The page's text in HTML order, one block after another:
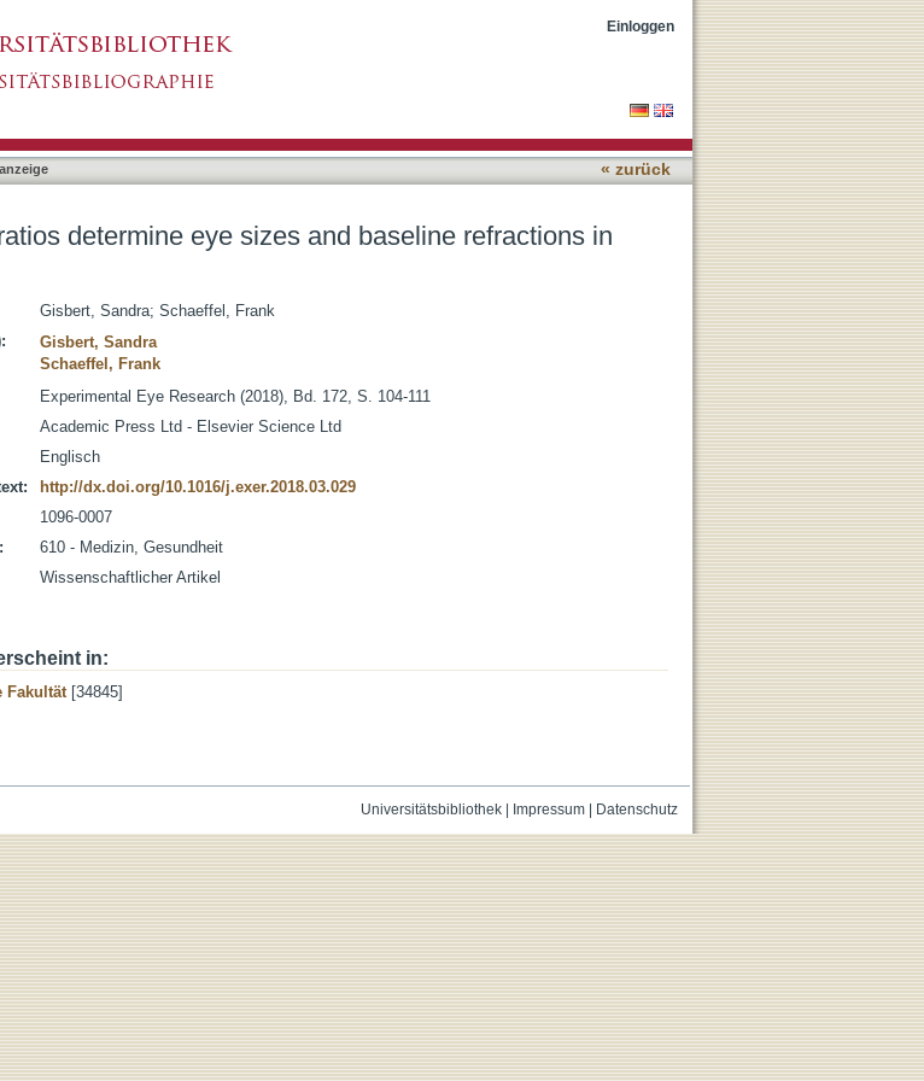
Einloggen
« zurück
determine eye sizes and baseline refractions in
Gisbert, Sandra; Schaeffel, Frank
Gisbert, Sandra
Schaeffel, Frank
Experimental Eye Research (2018), Bd. 172, S. 104-111
Academic Press Ltd - Elsevier Science Ltd
Englisch
http://dx.doi.org/10.1016/j.exer.2018.03.029
1096-0007
610 - Medizin, Gesundheit
Wissenschaftlicher Artikel
in:
Fakultät[34845]
Universitätsbibliothek| Impressum| Datenschutz